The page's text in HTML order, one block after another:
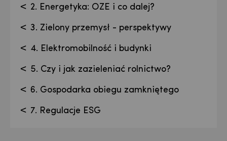
2. Energetyka: OZE i co dalej?
3. Zielony przemysł - perspektywy
4. Elektromobilność i budynki
5. Czy i jak zazieleniać rolnictwo?
6. Gospodarka obiegu zamkniętego
7. Regulacje ESG